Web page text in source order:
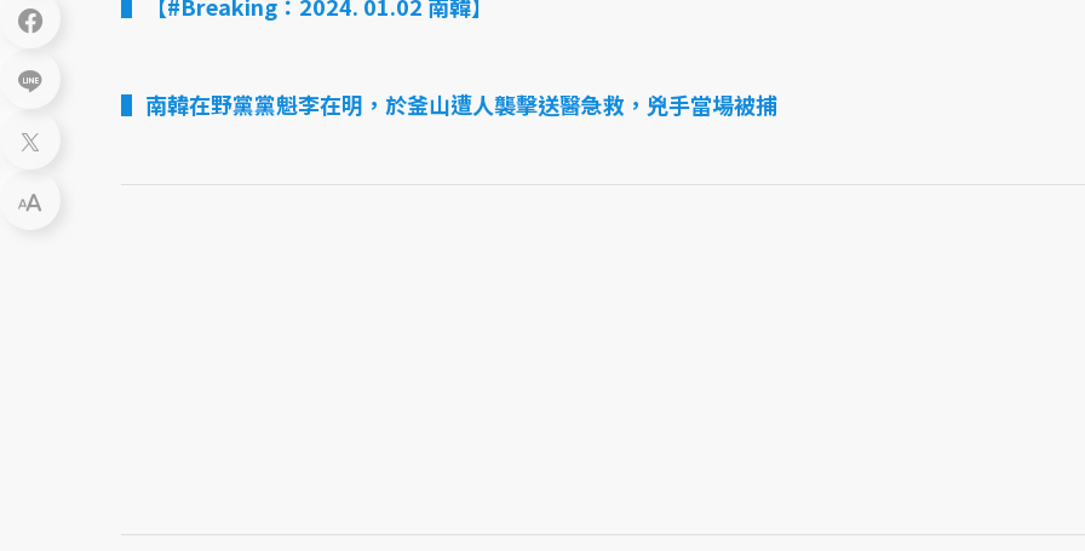
南韓在野黨黨魁李在明，於釜山遭人襲擊送醫急救，兇手當場被捕